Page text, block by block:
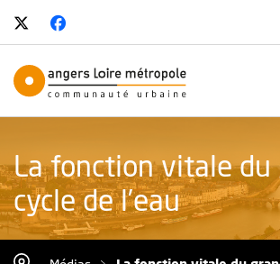
Suivez-nous sur Twitter
, Ouvre une nouvelle fenêtre
Angers Loire
La fonction vitale du
cycle de l’eau